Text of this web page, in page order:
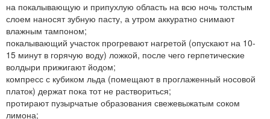
на покалывающую и припухлую область на всю ночь толстым
слоем наносят зубную пасту, а утром аккуратно снимают
влажным тампоном;
покалывающий участок прогревают нагретой (опускают на 10-
15 минут в горячую воду) ложкой, после чего герпетические
волдыри прижигают йодом;
компресс с кубиком льда (помещают в проглаженный носовой
платок) держат пока тот не раствориться;
протирают пузырчатые образования свежевыжатым соком
лимона;